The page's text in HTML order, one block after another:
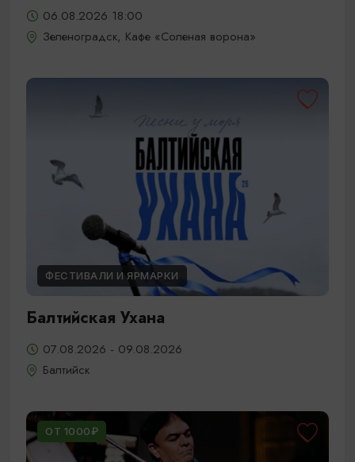
06.08.2026 18:00
Зеленоградск, Кафе «Соленая ворона»
ФЕСТИВАЛИ И ЯРМАРКИ
Балтийская Ухана
07.08.2026 - 09.08.2026
Балтийск
ОТ 1000₽